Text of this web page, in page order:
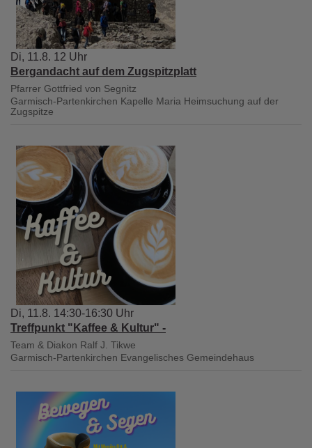
Di, 11.8. 12 Uhr
Bergandacht auf dem Zugspitzplatt
Pfarrer Gottfried von Segnitz
Garmisch-Partenkirchen Kapelle Maria Heimsuchung auf der
Zugspitze
Di, 11.8. 14:30-16:30 Uhr
Treffpunkt "Kaffee & Kultur" -
Team & Diakon Ralf J. Tikwe
Garmisch-Partenkirchen Evangelisches Gemeindehaus